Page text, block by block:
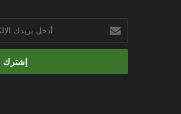
بريدك
الإلكتروني